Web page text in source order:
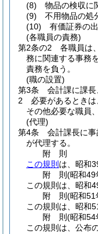
(8) 物品の検収に
(9) 不用物品の処
(10) 有価証券の出
(各職員の責務)
第2条の2
各職員は
務に関連する事務
責務を負う。
(職の設置)
第3条
会計課に課長
2
必要があるとき
その他必要な職員
(代理)
第4条
会計課長に
が代理する。
附 則
この規則 は、昭和
附 則(昭和49
この規則は、昭和
附 則(昭和51
この規則は、昭和
附 則(昭和54
この規則は、公布